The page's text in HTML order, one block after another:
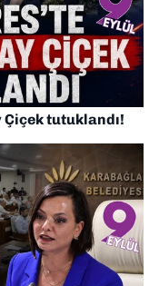
tutuklandı!